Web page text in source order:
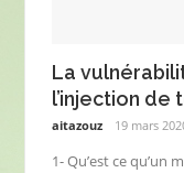
La
l’injection de
aitazouz 19 mars
1- Qu’est ce qu’un